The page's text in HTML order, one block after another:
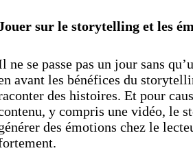
sur le storytelling et les
ne se passe pas un jour sans
avant les bénéfices du
des histoires. Et pour
y compris une vidéo, le
des émotions chez le